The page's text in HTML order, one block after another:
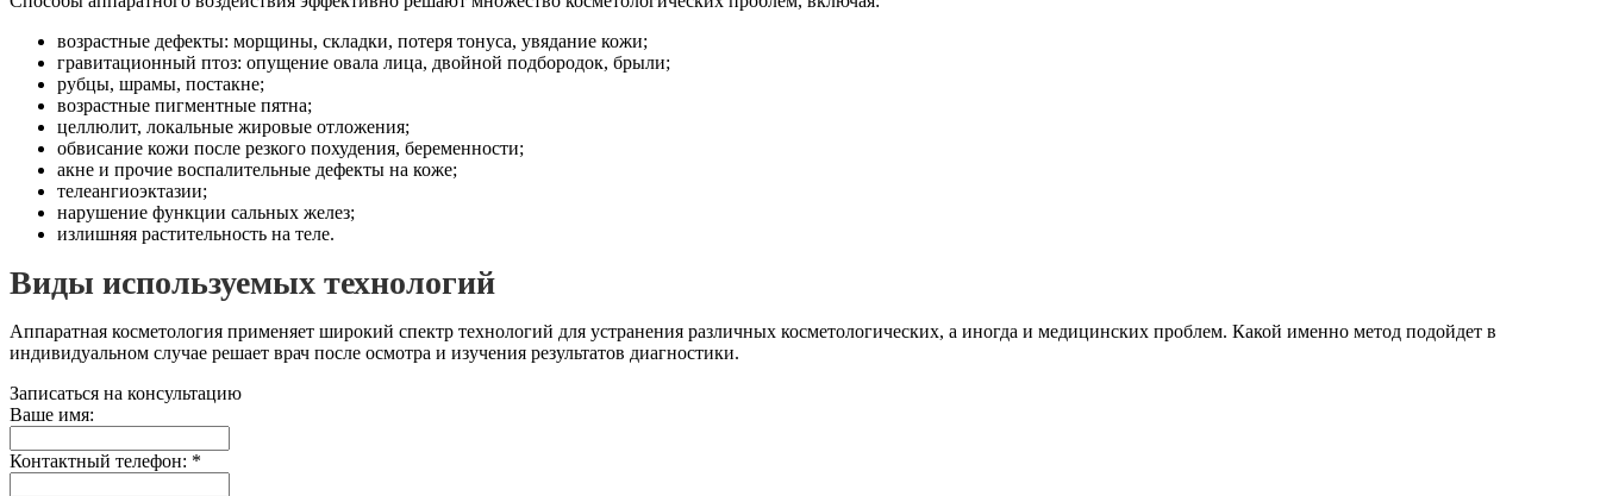
возрастные дефекты: морщины, складки, потеря тонуса, увядание кожи;
гравитационный птоз: опущение овала лица, двойной подбородок, брыли;
рубцы, шрамы, постакне;
возрастные пигментные пятна;
целлюлит, локальные жировые отложения;
обвисание кожи после резкого похудения, беременности;
акне и прочие воспалительные дефекты на коже;
телеангиоэктазии;
нарушение функции сальных желез;
излишняя растительность на теле.
Виды используемых технологий
Аппаратная косметология применяет широкий спектр технологий для устранения различных косметологических, а иногда и медицинских проблем. Какой именно метод подойдет в
индивидуальном случае решает врач после осмотра и изучения результатов диагностики.
Записаться на консультацию
Ваше имя:
Контактный телефон: *